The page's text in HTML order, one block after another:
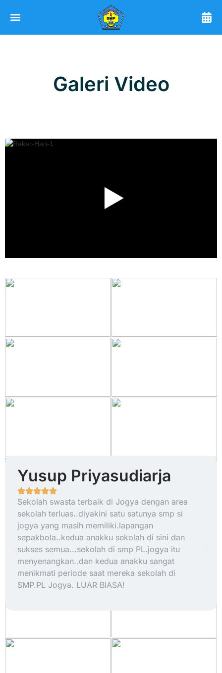
Galeri Video
Yusup Priyasudiarja
Sekolah swasta terbaik di Jogya dengan area
sekolah terluas..diyakini satu satunya smp si
jogya yang masih memiliki.lapangan
sepakbola..kedua anakku sekolah di sini dan
sukses semua...sekolah di smp PL.jogya itu
menyenangkan..dan kedua anakku sangat
menikmati periode saat mereka sekolah di
SMP.PL Jogya. LUAR BIASA!